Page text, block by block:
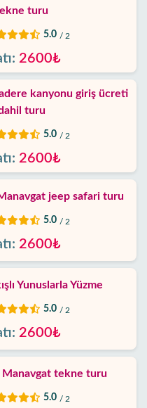
turu
5.0 / 2
2600₺
kanyonu giriş ücreti
turu
5.0 / 2
2600₺
Manavgat jeep safari turu
5.0 / 2
2600₺
Yunuslarla Yüzme
5.0 / 2
2600₺
Manavgat tekne turu
5.0 / 2